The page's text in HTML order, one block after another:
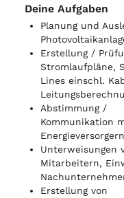
Deine Aufgaben
Planung und
Erstellung /
Stromlaufpläne,
Lines einschl.
Abstimmung /
Kommunikation
Energieversorgern
Unterweisungen
Mitarbeitern,
Erstellung von